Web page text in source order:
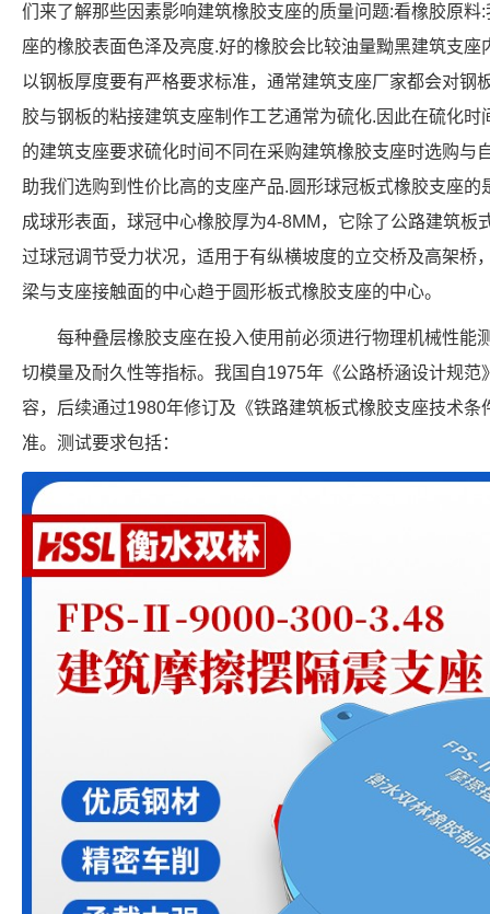
们来了解那些因素影响建筑橡胶支座的质量问题:看橡胶原
座的橡胶表面色泽及亮度.好的橡胶会比较油量黝黑建筑支
以钢板厚度要有严格要求标准，通常建筑支座厂家都会对钢
胶与钢板的粘接建筑支座制作工艺通常为硫化.因此在硫化
的建筑支座要求硫化时间不同在采购建筑橡胶支座时选购与
助我们选购到性价比高的支座产品.圆形球冠板式橡胶支座
成球形表面，球冠中心橡胶厚为4-8MM，它除了公路建筑板
过球冠调节受力状况，适用于有纵横坡度的立交桥及高架桥
梁与支座接触面的中心趋于圆形板式橡胶支座的中心。
每种叠层橡胶支座在投入使用前必须进行物理机械性能
切模量及耐久性等指标。我国自1975年《公路桥涵设计规
容，后续通过1980年修订及《铁路建筑板式橡胶支座技术
准。测试要求包括：